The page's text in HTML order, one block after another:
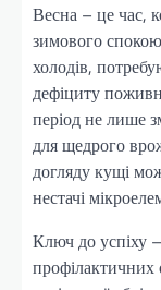
Весна – це час,
зимового
холодів,
дефіциту
період не лише
для щедрого
догляду кущі
нестачі
Ключ до успіху